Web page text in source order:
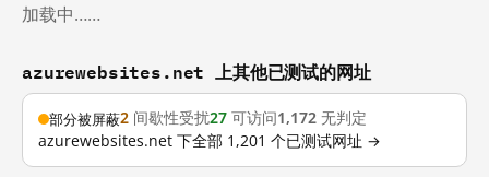
加载中……
azurewebsites.net 上其他已测试的网址
部分被屏蔽2 间歇性受扰27 可访问1,172 无判定
azurewebsites.net 下全部 1,201 个已测试网址 →